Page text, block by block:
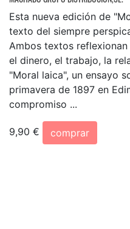
Esta nueva edición de
texto del siempre
Ambos textos
el dinero, el trabajo, la
"Moral laica", un ensayo
primavera de 1897 en
compromiso ...
9,90 €
comprar